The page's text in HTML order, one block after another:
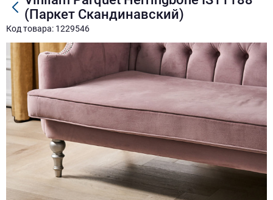
(Паркет Скандинавский)
Код товара: 1229546